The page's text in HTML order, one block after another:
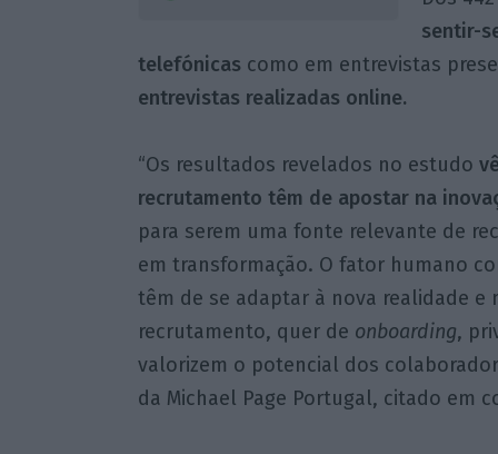
sentir-
telefónicas como em entrevistas
entrevistas realizadas online.
“Os resultados revelados no estudo
recrutamento têm de apostar na
para serem uma fonte relevante de
em transformação. O fator humano
têm de se adaptar à nova realidade e
recrutamento, quer de onboarding,
valorizem o potencial dos
da Michael Page Portugal, citado em